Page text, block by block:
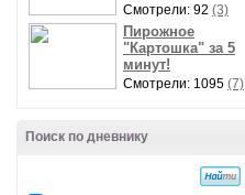
Смотрели: 92 (3)
Пирожное
"Картошка" за 5
минут!
Смотрели: 1095 (7)
Поиск по дневнику